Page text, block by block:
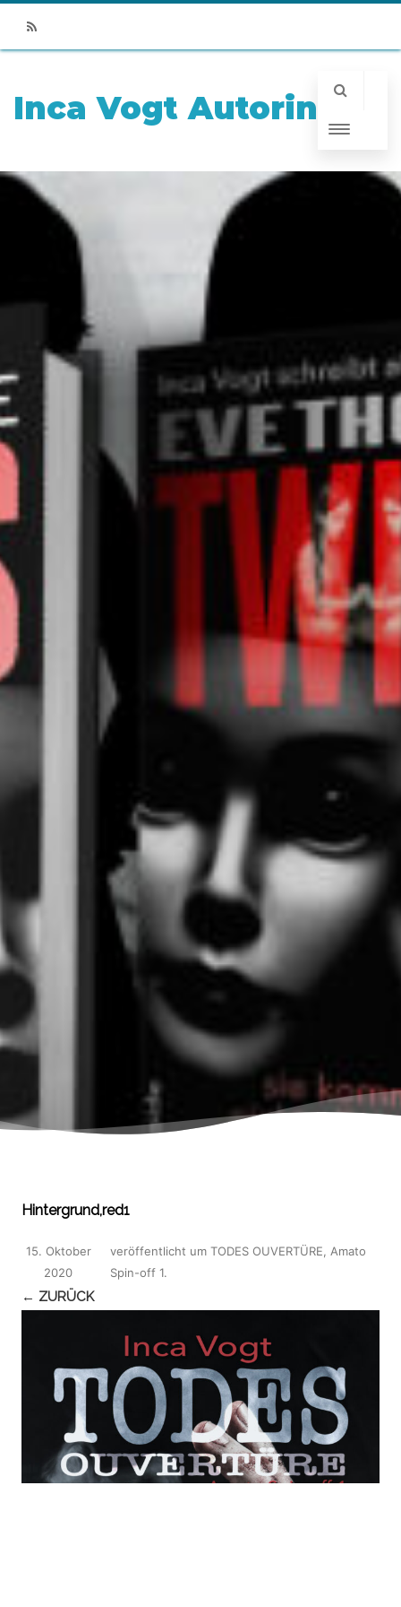
Inca Vogt Autorin
Hintergrund,red1
veröffentlicht
15. Oktober
2020
um TODES OUVERTÜRE, Amato
Spin-off 1.
← ZURÜCK